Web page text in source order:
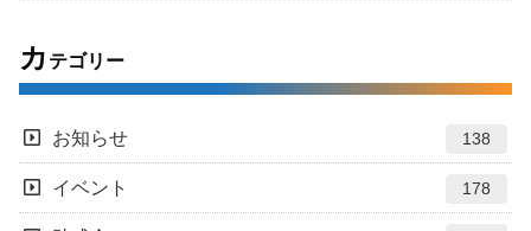
カ テゴリー
お知らせ 138
イベント 178